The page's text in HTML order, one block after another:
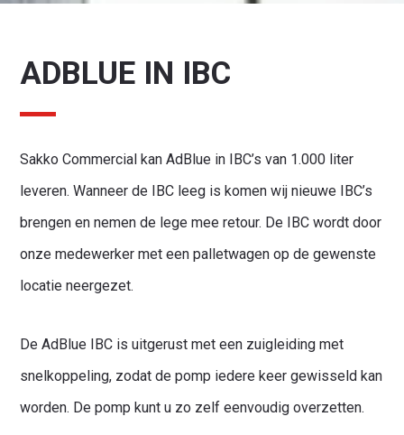
ADBLUE IN IBC
Sakko Commercial kan AdBlue in IBC’s van 1.000 liter
leveren. Wanneer de IBC leeg is komen wij nieuwe IBC’s
brengen en nemen de lege mee retour. De IBC wordt door
onze medewerker met een palletwagen op de gewenste
locatie neergezet.
De AdBlue IBC is uitgerust met een zuigleiding met
snelkoppeling, zodat de pomp iedere keer gewisseld kan
worden. De pomp kunt u zo zelf eenvoudig overzetten.